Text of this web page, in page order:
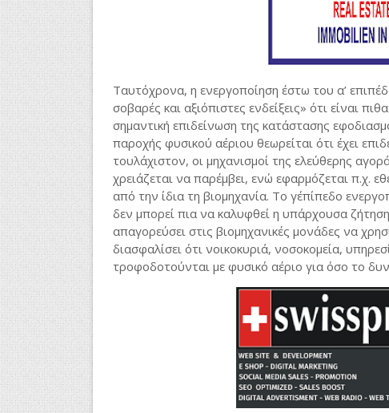
Ταυτόχρονα, η ενεργοποίηση έστω του α’
σοβαρές και αξιόπιστες ενδείξεις» ότι είναι
σημαντική επιδείνωση της κατάστασης
παροχής φυσικού αέριου θεωρείται ότι έχει
τουλάχιστον, οι μηχανισμοί της ελεύθερης
χρειάζεται να παρέμβει, ενώ εφαρμόζεται π.χ.
από την ίδια τη βιομηχανία. Το γ΄επίπεδο
δεν μπορεί πια να καλυφθεί η υπάρχουσα
απαγορεύσει στις βιομηχανικές μονάδες να
διασφαλίσει ότι νοικοκυριά, νοσοκομεία,
τροφοδοτούνται με φυσικό αέριο για όσο το